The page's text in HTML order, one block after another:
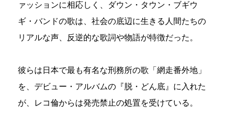
ァッションに相応しく、ダウン・タウン・ブギウ
ギ・バンドの歌は、社会の底辺に生きる人間たちの
リアルな声、反逆的な歌詞や物語が特徴だった。
彼らは日本で最も有名な刑務所の歌「網走番外地」
を、デビュー・アルバムの『脱・どん底』に入れた
が、レコ倫からは発売禁止の処置を受けている。